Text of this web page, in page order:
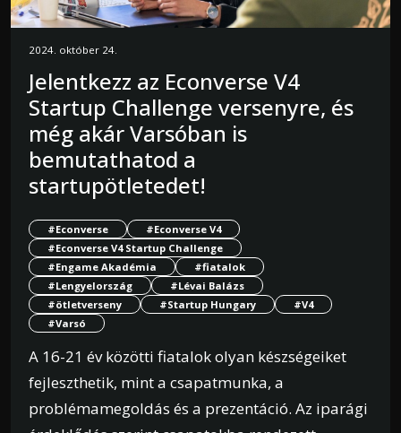
2024. október 24.
Jelentkezz az Econverse V4
Startup Challenge versenyre, és
még akár Varsóban is
bemutathatod a
startupötletedet!
#Econverse
#Econverse V4
#Econverse V4 Startup Challenge
#Engame Akadémia
#fiatalok
#Lengyelország
#Lévai Balázs
#ötletverseny
#Startup Hungary
#V4
#Varsó
A 16-21 év közötti fiatalok olyan készségeiket
fejleszthetik, mint a csapatmunka, a
problémamegoldás és a prezentáció. Az iparági